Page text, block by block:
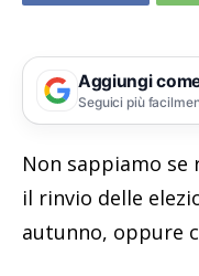
Aggiungi
Seguici più
Non sappiamo
il rinvio delle
autunno, oppure